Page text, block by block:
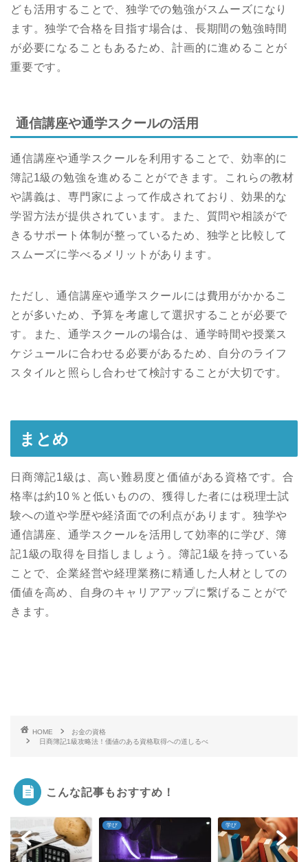
ども活用することで、独学での勉強がスムーズになり
ます。独学で合格を目指す場合は、長期間の勉強時間
が必要になることもあるため、計画的に進めることが
重要です。
通信講座や通学スクールの活用
通信講座や通学スクールを利用することで、効率的に
簿記1級の勉強を進めることができます。これらの教材
や講義は、専門家によって作成されており、効果的な
学習方法が提供されています。また、質問や相談がで
きるサポート体制が整っているため、独学と比較して
スムーズに学べるメリットがあります。
ただし、通信講座や通学スクールには費用がかかるこ
とが多いため、予算を考慮して選択することが必要で
す。また、通学スクールの場合は、通学時間や授業ス
ケジュールに合わせる必要があるため、自分のライフ
スタイルと照らし合わせて検討することが大切です。
まとめ
日商簿記1級は、高い難易度と価値がある資格です。合
格率は約10％と低いものの、獲得した者には税理士試
験への道や学歴や経済面での利点があります。独学や
通信講座、通学スクールを活用して効率的に学び、簿
記1級の取得を目指しましょう。簿記1級を持っている
ことで、企業経営や経理業務に精通した人材としての
価値を高め、自身のキャリアアップに繋げることがで
きます。
HOME
お金の資格
日商簿記1級攻略法！価値のある資格取得への道しるべ
こんな記事もおすすめ！
学び 学び